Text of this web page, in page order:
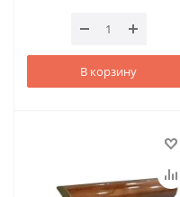
В корзину